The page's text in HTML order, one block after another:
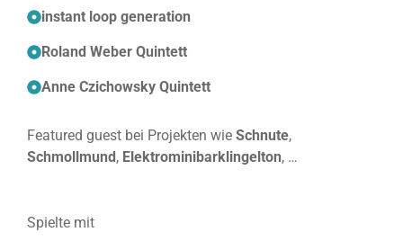
instant loop generation
Roland Weber Quintett
Anne Czichowsky Quintett
Featured guest bei Projekten wie Schnute,
Schmollmund, Elektrominibarklingelton, …
Spielte mit